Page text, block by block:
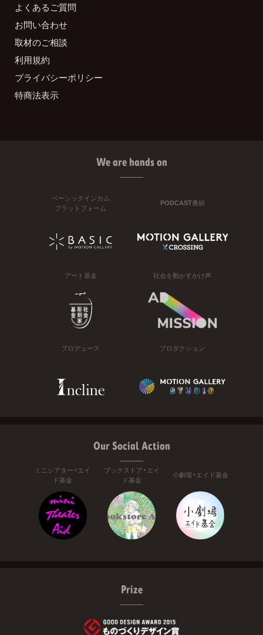
よくあるご質問
お問い合わせ
取材のご相談
利用規約
プライバシーポリシー
特商法表示
We are hands on
ベーシックインカム
プラットフォーム
PODCAST番組
アート基金 社会を動かすかけ声
プロデュース プロダクション
Our Social Action
ミニシアター・エイ
ド基金
ブックストア・エイ
ド基金
小劇場・エイド基金
Prize